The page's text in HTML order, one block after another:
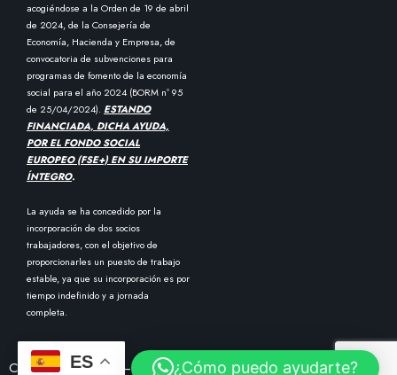
acogiéndose a la Orden de 19 de abril
de 2024, de la Consejería de
Economía, Hacienda y Empresa, de
convocatoria de subvenciones para
programas de fomento de la economía
social para el año 2024 (BORM nº 95
de 25/04/2024). ESTANDO
FINANCIADA, DICHA AYUDA,
POR EL FONDO SOCIAL
EUROPEO (FSE+) EN SU IMPORTE
ÍNTEGRO.
La ayuda se ha concedido por la
incorporación de dos socios
trabajadores, con el objetivo de
proporcionarles un puesto de trabajo
estable, ya que su incorporación es por
tiempo indefinido y a jornada
completa.
Copyright © 2024 – Diseñado porSPM Marketing Híbrido
ES ¿Cómo puedo ayudarte?